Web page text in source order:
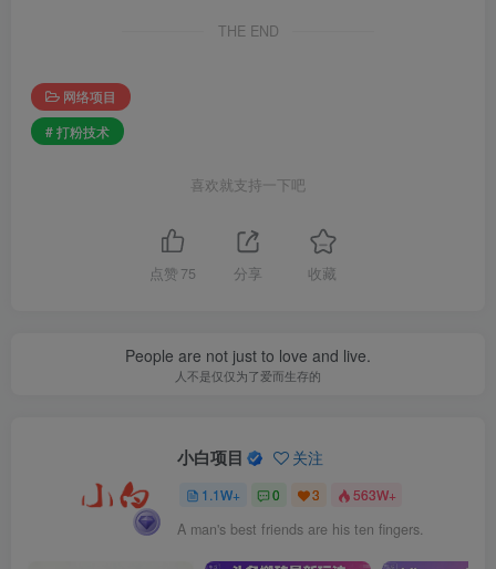
THE END
网络项目
# 打粉技术
喜欢就支持一下吧
点赞 75 分享 收藏
People are not just to love and live.
人不是仅仅为了爱而生存的
小白项目 关注
1.1W+ 0 3 563W+
A man's best friends are his ten fingers.